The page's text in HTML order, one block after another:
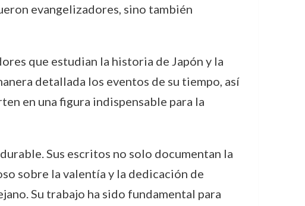
evangelizadores, sino también
que estudian la historia de Japón y la
detallada los eventos de su tiempo, así
en una figura indispensable para la
Sus escritos no solo documentan la
sobre la valentía y la dedicación de
Su trabajo ha sido fundamental para